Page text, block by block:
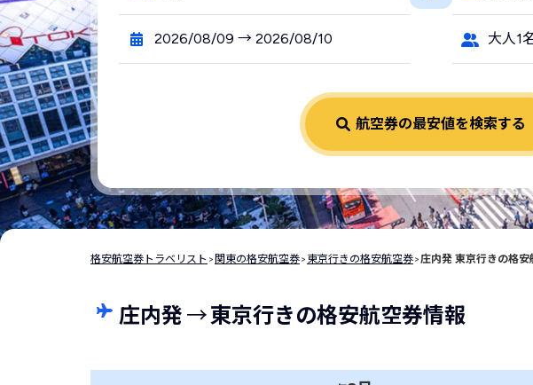
2026/08/09 → 2026/08/10 大人1
航空券の最安値を検索する
格安航空券トラベリスト > 関東の格安航空券> 東京行きの格安航空券>庄内発 東京行きの格安
庄内発 →東京行きの格安航空券情報